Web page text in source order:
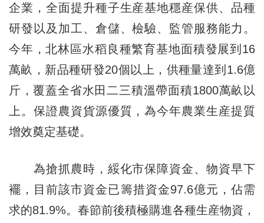
企業，全面提升種子生産基地穩産保供、品種
研發以及加工、倉儲、檢驗、監管服務能力。
今年，北林區水稻良種繁育基地面積發展到16
萬畝，新品種研發20個以上，供種量達到1.6億
斤，覆蓋全省水田二三積溫帶面積1800萬畝以
上。保證農資貨源優質，為今年農業生産提質
增效奠定基礎。
為搶抓農時，綏化市保障資金、物資早下
襬，目前該市資金已籌措資金97.6億元，佔需
求的81.9%。春節前後積極購進各種生産物資，